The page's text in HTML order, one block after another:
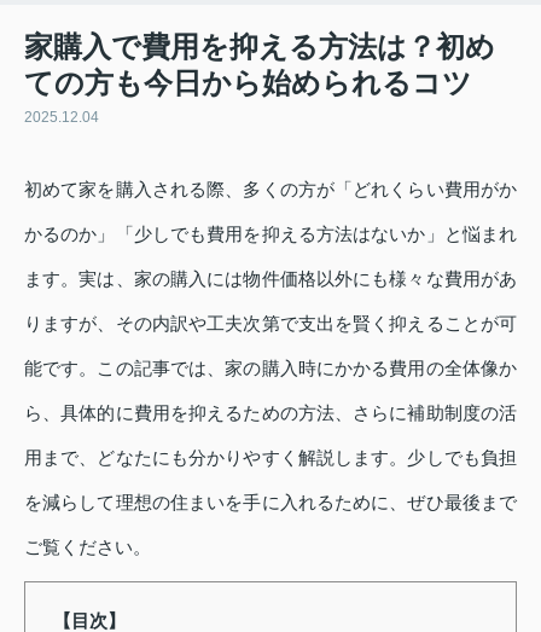
家購入で費用を抑える方法は？初め
ての方も今日から始められるコツ
2025.12.04
初めて家を購入される際、多くの方が「どれくらい費用がか
かるのか」「少しでも費用を抑える方法はないか」と悩まれ
ます。実は、家の購入には物件価格以外にも様々な費用があ
りますが、その内訳や工夫次第で支出を賢く抑えることが可
能です。この記事では、家の購入時にかかる費用の全体像か
ら、具体的に費用を抑えるための方法、さらに補助制度の活
用まで、どなたにも分かりやすく解説します。少しでも負担
を減らして理想の住まいを手に入れるために、ぜひ最後まで
ご覧ください。
【目次】